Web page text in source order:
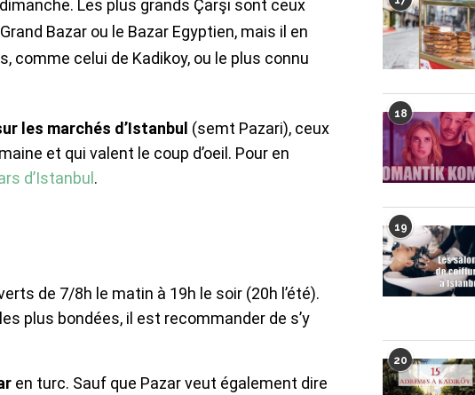
Les plus grands Çarşı sont ceux
Bazar ou le Bazar Egyptien, mais il en
comme celui de Kadikoy, ou le plus connu
les marchés d’Istanbul (semt Pazari), ceux
et qui valent le coup d’oeil. Pour en
d’Istanbul .
de 7/8h le matin à 19h le soir (20h l’été).
plus bondées, il est recommander de s’y
en turc. Sauf que Pazar veut également dire
18
19
20